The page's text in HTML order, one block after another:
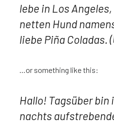
lebe in Los
netten Hund
liebe Piña Coladas.
…or something like this:
Hallo! Tagsüber
nachts